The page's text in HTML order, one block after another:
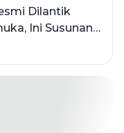
Dilantik
Ini Susunan